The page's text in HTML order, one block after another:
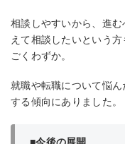
相談しやすいから、進
えて相談したいという
ごくわずか。
就職や転職について悩
する傾向にありました。